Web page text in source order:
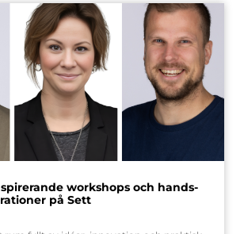
workshops och hands-
på Sett